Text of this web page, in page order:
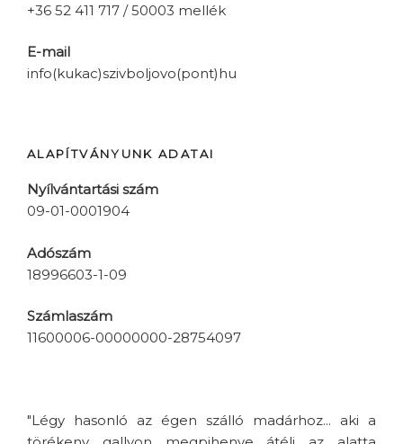
+36 52 411 717 / 50003 mellék
E-mail
info(kukac)szivboljovo(pont)hu
ALAPÍTVÁNYUNK ADATAI
Nyílvántartási szám
09-01-0001904
Adószám
18996603-1-09
Számlaszám
11600006-00000000-28754097
"Légy hasonló az égen szálló madárhoz... aki a